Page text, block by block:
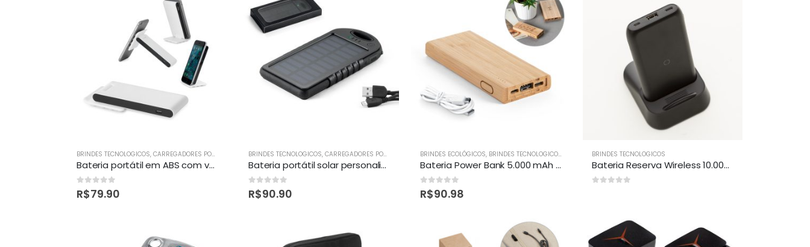
BRINDES TECNOLOGICOS, CARREGADORES POWER BANK CELULAR
Bateria portátil em ABS com ventosas personalizada
out of 5
R$79.90
BRINDES TECNOLOGICOS, CARREGADORES POWER BANK CELULAR, POWER BANK
Bateria portátil solar personalizada
out of 5
R$90.90
BRINDES ECOLÓGICOS, BRINDES TECNOLOGICOS CARREGADORES POWER BANK,POWER BANK
Bateria Power Bank 5.000 mAh em Bambu Personalizado
out of 5
R$90.98
BRINDES TECNOLOGICOS
Bateria Reserva Wireless 10.000mAh Personalizada